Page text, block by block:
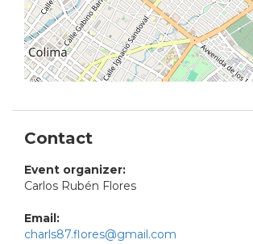
Contact
Event organizer:
Carlos Rubén Flores
Email:
charls87.flores@gmail.com